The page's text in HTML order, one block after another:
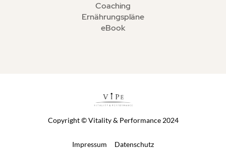
Coaching
Ernährungspläne
eBook
Copyright © Vitality & Performance 2024
Impressum Datenschutz